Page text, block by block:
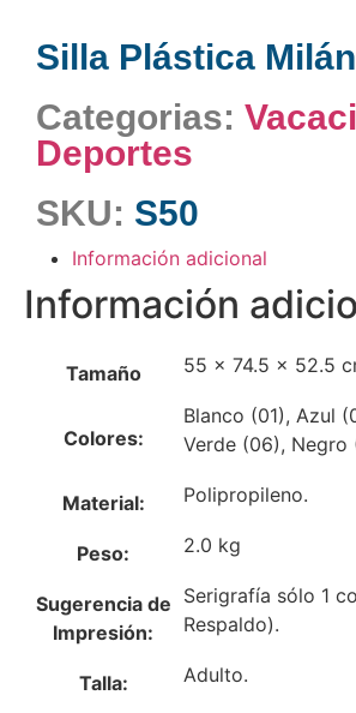
Silla Plástica Milán
Categorias:
Deportes
SKU: S50
Información adicional
Información
Tamaño 55 x 74.5 x 52.5
Colores:
Blanco (01), Azul
Verde (06), Negro
Material: Polipropileno.
Peso: 2.0 kg
Sugerencia de
Impresión:
Serigrafía sólo 1
Respaldo).
Talla: Adulto.